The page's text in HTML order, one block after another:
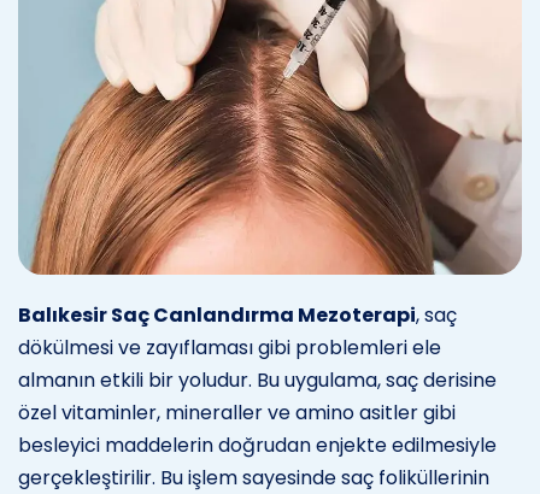
Balıkesir Saç Canlandırma Mezoterapi, saç
dökülmesi ve zayıflaması gibi problemleri ele
almanın etkili bir yoludur. Bu uygulama, saç derisine
özel vitaminler, mineraller ve amino asitler gibi
besleyici maddelerin doğrudan enjekte edilmesiyle
gerçekleştirilir. Bu işlem sayesinde saç foliküllerinin